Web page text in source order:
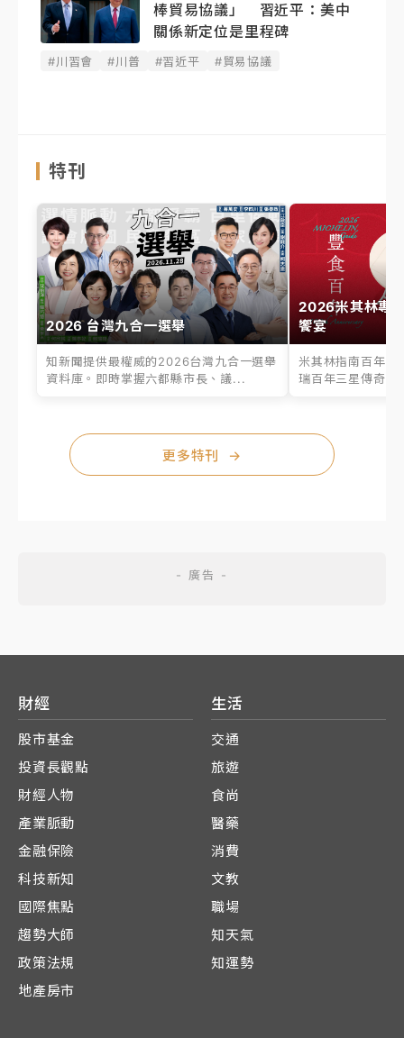
棒貿易協議」 習近平：美中
關係新定位是里程碑
#川習會 #川普 #習近平 #貿易協議
特刊
2026 台灣九合一選舉
知新聞提供最權威的2026台灣九合一選舉
資料庫。即時掌握六都縣市長、議...
2026米其林專
饗宴
米其林指南百年之
瑞百年三星傳奇、
更多特刊 →
財經
股市基金
投資長觀點
財經人物
產業脈動
金融保險
科技新知
國際焦點
趨勢大師
政策法規
地產房市
生活
交通
旅遊
食尚
醫藥
消費
文教
職場
知天氣
知運勢